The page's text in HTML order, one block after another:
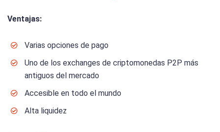
Ventajas:
Varias opciones de pago
Uno de los exchanges de criptomonedas P2P más
antiguos del mercado
Accesible en todo el mundo
Alta liquidez